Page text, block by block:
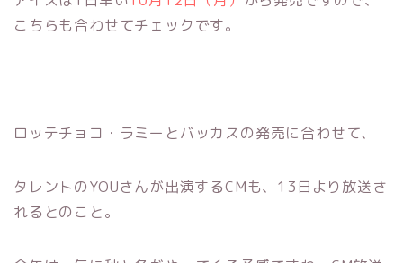
こちらも合わせてチェックです。
ロッテチョコ・ラミーとバッカスの発売に合わせて、
タレントのYOUさんが出演するCMも、13日より放送さ
れるとのこと。